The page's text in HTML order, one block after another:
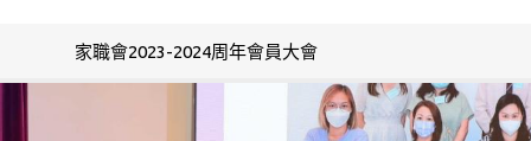
家職會2023-2024周年會員大會